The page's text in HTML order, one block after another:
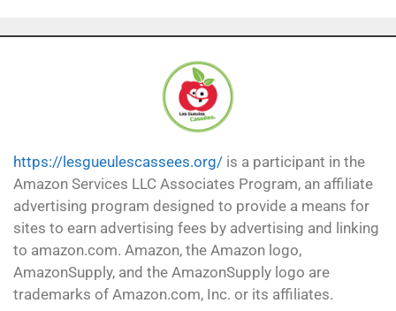
https://lesgueulescassees.org/ is a participant in the
Amazon Services LLC Associates Program, an affiliate
advertising program designed to provide a means for
sites to earn advertising fees by advertising and linking
to amazon.com. Amazon, the Amazon logo,
AmazonSupply, and the AmazonSupply logo are
trademarks of Amazon.com, Inc. or its affiliates.